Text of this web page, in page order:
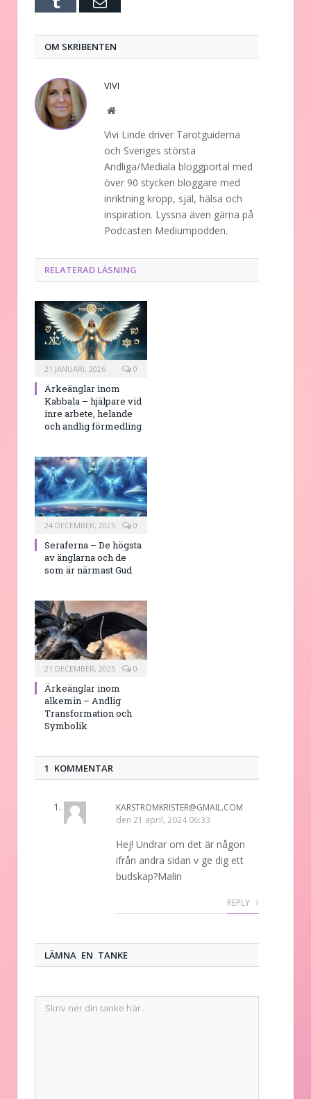
OM SKRIBENTEN
VIVI
Website
Vivi Linde driver Tarotguiderna
och Sveriges största
Andliga/Mediala bloggportal med
över 90 stycken bloggare med
inriktning kropp, själ, hälsa och
inspiration. Lyssna även gärna på
Podcasten Mediumpodden.
RELATERAD LÄSNING
21 JANUARI, 2026 0
Ärkeänglar inom
Kabbala – hjälpare vid
inre arbete, helande
och andlig förmedling
24 DECEMBER, 2025 0
Seraferna – De högsta
av änglarna och de
som är närmast Gud
21 DECEMBER, 2025 0
Ärkeänglar inom
alkemin – Andlig
Transformation och
Symbolik
1 KOMMENTAR
KARSTROMKRISTER@GMAIL.COM
den 21 april, 2024 06:33
Hej! Undrar om det är någon
ifrån andra sidan v ge dig ett
budskap?Malin
REPLY
LÄMNA EN TANKE